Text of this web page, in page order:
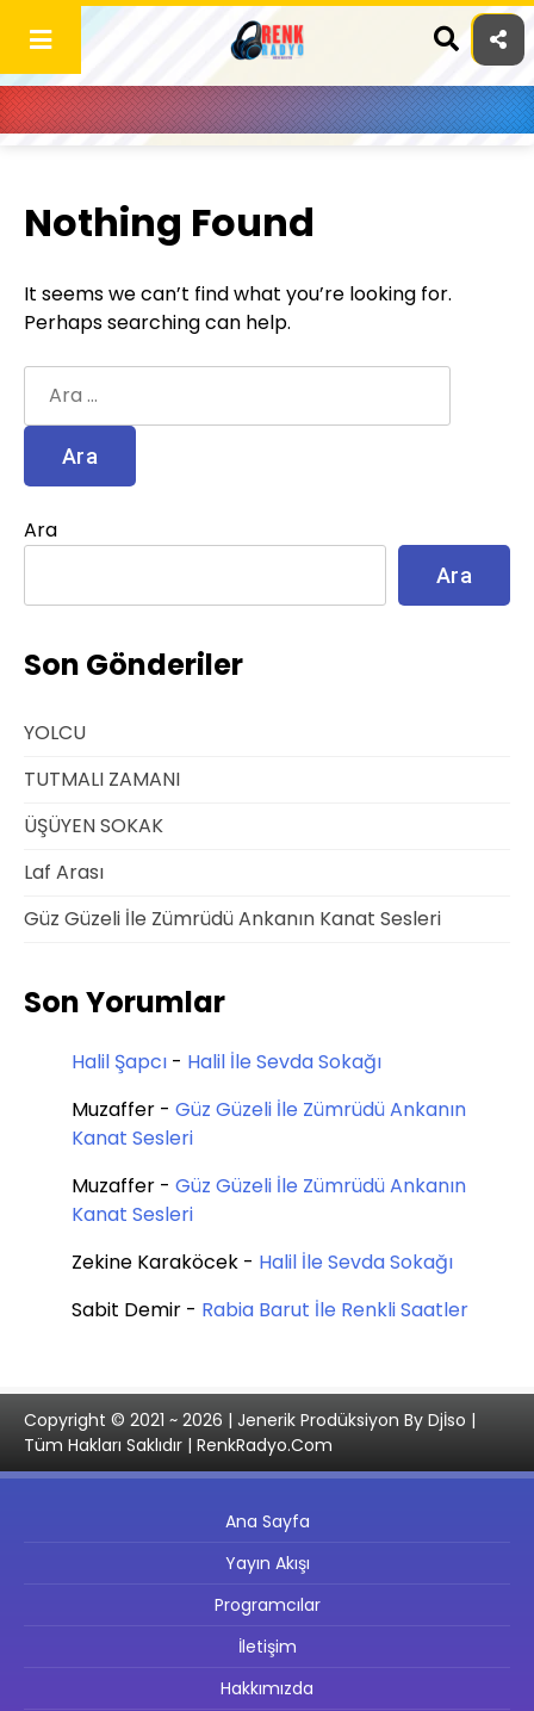
content
Nothing Found
It seems we can’t find what you’re looking for.
Perhaps searching can help.
Ara
Ara
Son Gönderiler
YOLCU
TUTMALI ZAMANI
ÜŞÜYEN SOKAK
Laf Arası
Güz Güzeli İle Zümrüdü Ankanın Kanat Sesleri
Son Yorumlar
Halil Şapcı - Halil İle Sevda Sokağı
Muzaffer - Güz Güzeli İle Zümrüdü Ankanın
Kanat Sesleri
Muzaffer - Güz Güzeli İle Zümrüdü Ankanın
Kanat Sesleri
Zekine Karaköcek - Halil İle Sevda Sokağı
Sabit Demir - Rabia Barut İle Renkli Saatler
Copyright © 2021 ~ 2026 | Jenerik Prodüksiyon By Djİso |
Tüm Hakları Saklıdır | RenkRadyo.Com
Ana Sayfa
Yayın Akışı
Programcılar
İletişim
Hakkımızda